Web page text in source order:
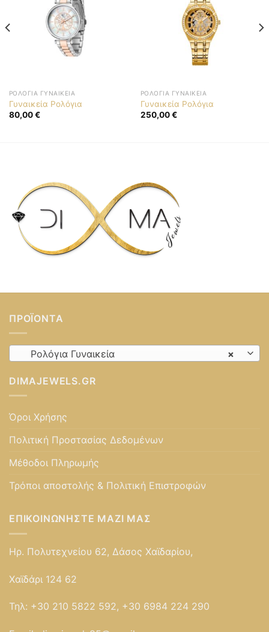
ΡΟΛΌΓΙΑ ΓΥΝΑΙΚΕΊΑ
Γυναικεία Ρολόγια
80,00€
ΡΟΛΌΓΙΑ ΓΥΝΑΙΚΕΊΑ
Γυναικεία Ρολόγια
250,00€
ΠΡΟΪΌΝΤΑ
×
Ρολόγια Γυναικεία
DIMAJEWELS.GR
Όροι Χρήσης
Πολιτική Προστασίας Δεδομένων
Μέθοδοι Πληρωμής
Τρόποι αποστολής & Πολιτική Επιστροφών
ΕΠΙΚΟΙΝΩΝΉΣΤΕ ΜΑΖΊ ΜΑΣ
Ηρ. Πολυτεχνείου 62, Δάσος Χαϊδαρίου,
Χαϊδάρι 124 62
Τηλ: +30 210 5822 592, +30 6984 224 290